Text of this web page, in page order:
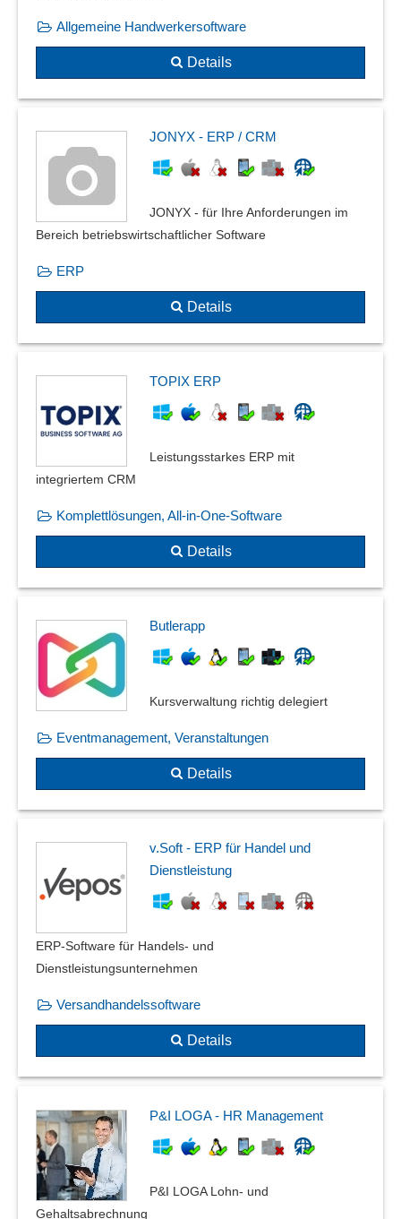
Allgemeine Handwerkersoftware
Details
JONYX - ERP / CRM
JONYX - für Ihre Anforderungen im
Bereich betriebswirtschaftlicher Software
ERP
Details
TOPIX ERP
Leistungsstarkes ERP mit
integriertem CRM
Komplettlösungen, All-in-One-Software
Details
Butlerapp
Kursverwaltung richtig delegiert
Eventmanagement, Veranstaltungen
Details
v.Soft - ERP für Handel und
Dienstleistung
ERP-Software für Handels- und
Dienstleistungsunternehmen
Versandhandelssoftware
Details
P&I LOGA - HR Management
P&I LOGA Lohn- und
Gehaltsabrechnung